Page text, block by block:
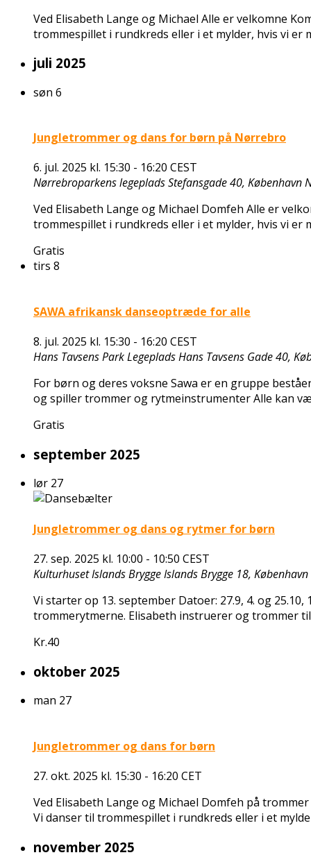
Ved Elisabeth Lange og Michael Alle er velkomne
trommespillet i rundkreds eller i et mylder, hvis vi er
juli 2025
søn 6
Jungletrommer og dans for børn på Nørrebro
6. jul. 2025 kl. 15:30 - 16:20 CEST
Nørrebroparkens legepladsStefansgade 40, København
Ved Elisabeth Lange og Michael Domfeh Alle er
trommespillet i rundkreds eller i et mylder, hvis vi er
Gratis
tirs 8
SAWA afrikansk danseoptræde for alle
8. jul. 2025 kl. 15:30 - 16:20 CEST
Hans Tavsens Park LegepladsHans Tavsens Gade 40,
For børn og deres voksne Sawa er en gruppe
og spiller trommer og rytmeinstrumenter Alle kan
Gratis
september 2025
lør 27
Jungletrommer og dans og rytmer for børn
27. sep. 2025 kl. 10:00 - 10:50 CEST
Kulturhuset Islands BryggeIslands Brygge 18,
Vi starter op 13. september Datoer: 27.9, 4. og
trommerytmerne. Elisabeth instruerer og trommer
Kr.40
oktober 2025
man 27
Jungletrommer og dans for børn
27. okt. 2025 kl. 15:30 - 16:20 CET
Ved Elisabeth Lange og Michael Domfeh på
Vi danser til trommespillet i rundkreds eller i et
november 2025